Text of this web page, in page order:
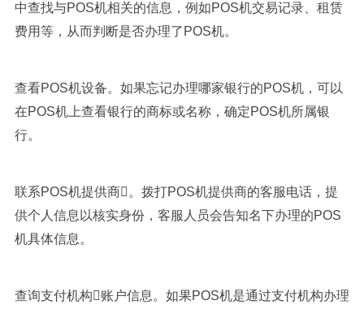
中查找与POS机相关的信息，例如POS机交易记录、租赁
费用等，从而判断是否办理了POS机。
查看POS机设备。如果忘记办理哪家银行的POS机，可以
在POS机上查看银行的商标或名称，确定POS机所属银
行。
联系POS机提供商。拨打POS机提供商的客服电话，提
供个人信息以核实身份，客服人员会告知名下办理的POS
机具体信息。
查询支付机构账户信息。如果POS机是通过支付机构办理